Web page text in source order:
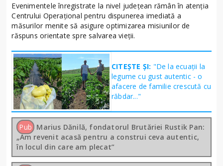
Evenimentele înregistrate la nivel județean rămân în atenția
Centrului Operațional pentru dispunerea imediată a
măsurilor menite să asigure optimizarea misiunilor de
răspuns orientate spre salvarea vieții.
CITEȘTE ȘI: "De la ecuații la
legume cu gust autentic - o
afacere de familie crescută cu
răbdar..."
Pub Marius Dănilă, fondatorul Brutăriei Rustik Pan:
„Am revenit acasă pentru a construi ceva autentic,
în locul din care am plecat”